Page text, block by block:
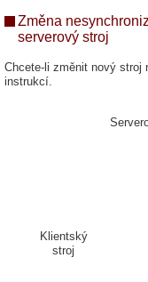
Změna
serverový stroj
Chcete-li změnit nový stroj
instrukcí.
Klientský
stroj